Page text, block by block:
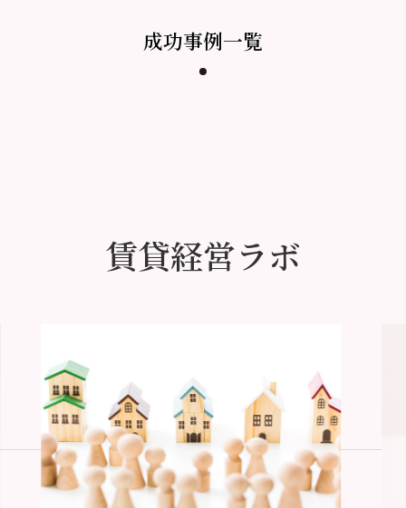
成功事例一覧
賃貸経営ラボ